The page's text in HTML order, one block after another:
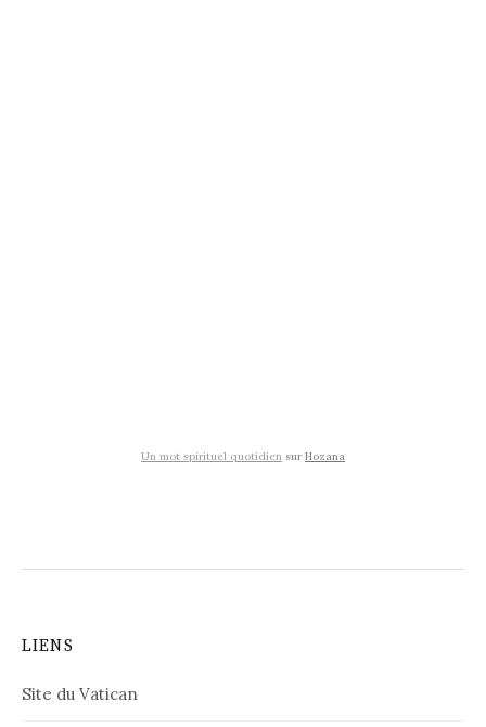
Un mot spirituel quotidien surHozana
LIENS
Site du Vatican